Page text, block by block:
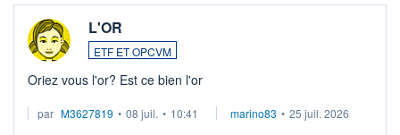
L'OR
ETF ET OPCVM
Oriez vous l'or? Est ce bien l'or
par M3627819 • 08 juil. • 10:41 marino83 • 25 juil. 2026